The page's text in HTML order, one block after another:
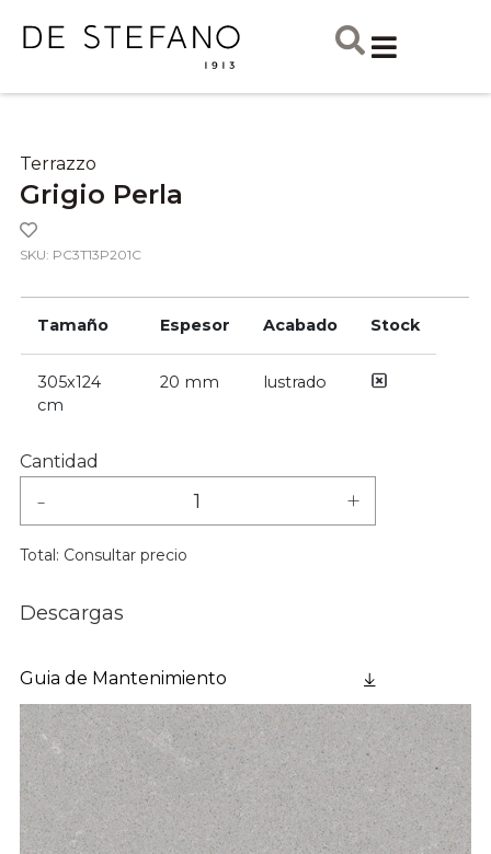
Terrazzo
Grigio Perla
SKU: PC3T13P201C
Tamaño Espesor Acabado Stock
305x124
cm
20 mm lustrado
Cantidad
- +
Total: Consultar precio
Descargas
Guia de Mantenimiento